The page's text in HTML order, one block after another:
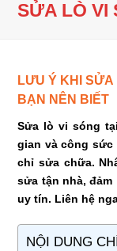
SỬA LÒ VI
LƯU Ý KHI
BẠN NÊN BIẾT
Sửa lò vi sóng
gian và công sức
chỉ sửa chữa.
sửa tận nhà,
uy tín. Liên hệ
NỘI DUNG